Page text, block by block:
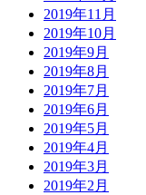
2019年11月
2019年10月
2019年9月
2019年8月
2019年7月
2019年6月
2019年5月
2019年4月
2019年3月
2019年2月